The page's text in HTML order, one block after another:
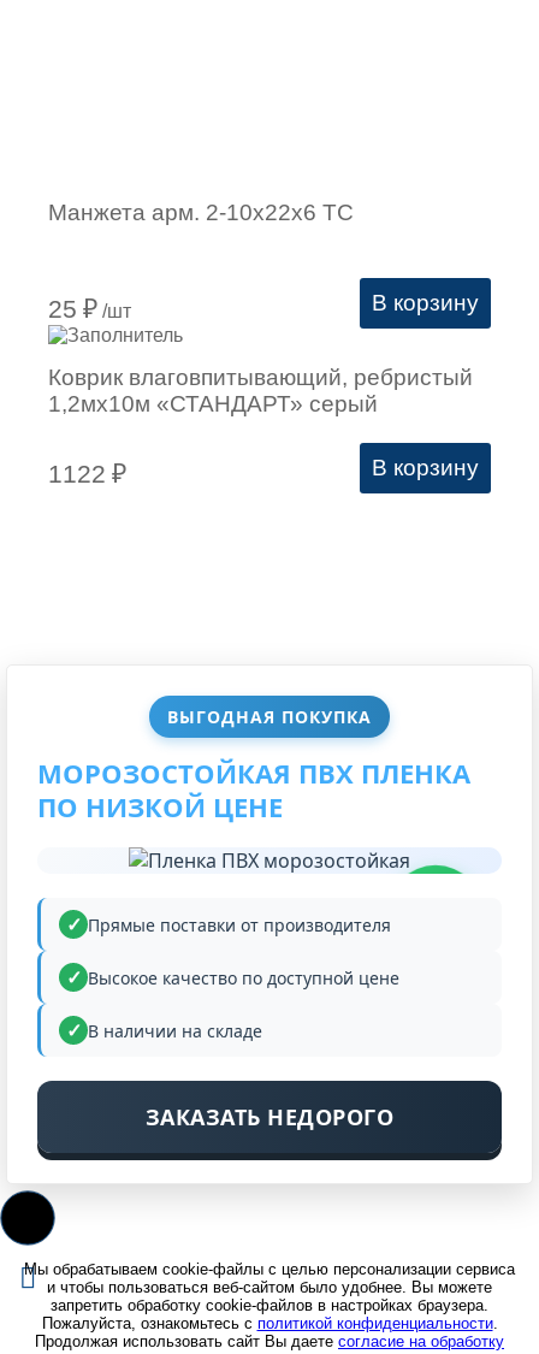
ВЫГОДНАЯ ПОКУПКА
МОРОЗОСТОЙКАЯ ПВХ ПЛЕНКА
ПО НИЗКОЙ ЦЕНЕ
Прямые поставки от производителя
Высокое качество по доступной цене
В наличии на складе
ЗАКАЗАТЬ НЕДОРОГО
Манжета арм. 2-10х22х6 ТC
25 ₽ /шт В корзину
Коврик влаговпитывающий, ребристый
1,2мх10м «СТАНДАРТ» серый
1122 ₽ В корзину
Мы обрабатываем cookie-файлы с целью персонализации сервиса
и чтобы пользоваться веб-сайтом было удобнее. Вы можете
запретить обработку cookie-файлов в настройках браузера.
Пожалуйста, ознакомьтесь с политикой конфиденциальности.
Продолжая использовать сайт Вы даете согласие на обработку